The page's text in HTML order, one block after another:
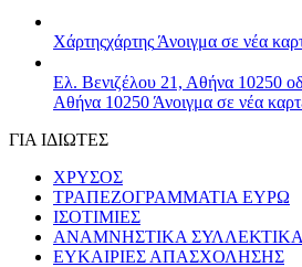
Χάρτηςχάρτης Άνοιγμα σε νέα
Ελ. Βενιζέλου 21, Αθήνα 10250
Αθήνα 10250 Άνοιγμα σε νέα
ΓΙΑ ΙΔΙΩΤΕΣ
ΧΡΥΣΟΣ
ΤΡΑΠΕΖΟΓΡΑΜΜΑΤΙΑ ΕΥΡΩ
ΙΣΟΤΙΜΙΕΣ
ΑΝΑΜΝΗΣΤΙΚΑ ΣΥΛΛΕΚΤΙΚΑ
ΕΥΚΑΙΡΙΕΣ ΑΠΑΣΧΟΛΗΣΗΣ